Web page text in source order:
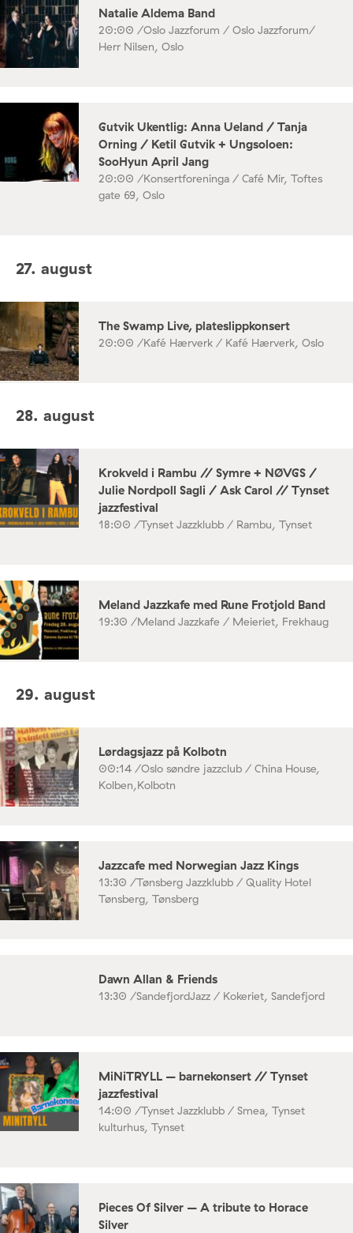
Natalie Aldema Band
20:00 /Oslo Jazzforum / Oslo Jazzforum/
Herr Nilsen, Oslo
Gutvik Ukentlig: Anna Ueland / Tanja
Orning / Ketil Gutvik + Ungsoloen:
SooHyun April Jang
20:00 /Konsertforeninga / Café Mir, Toftes
gate 69, Oslo
27. august
The Swamp Live, plateslippkonsert
20:00 /Kafé Hærverk / Kafé Hærverk, Oslo
28. august
Krokveld i Rambu // Symre + NØVGS /
Julie Nordpoll Sagli / Ask Carol // Tynset
jazzfestival
18:00 /Tynset Jazzklubb / Rambu, Tynset
Meland Jazzkafe med Rune Frotjold Band
19:30 /Meland Jazzkafe / Meieriet, Frekhaug
29. august
Lørdagsjazz på Kolbotn
00:14 /Oslo søndre jazzclub / China House,
Kolben,Kolbotn
Jazzcafe med Norwegian Jazz Kings
13:30 /Tønsberg Jazzklubb / Quality Hotel
Tønsberg, Tønsberg
Dawn Allan & Friends
13:30 /SandefjordJazz / Kokeriet, Sandefjord
MiNiTRYLL – barnekonsert // Tynset
jazzfestival
14:00 /Tynset Jazzklubb / Smea, Tynset
kulturhus, Tynset
Pieces Of Silver – A tribute to Horace
Silver